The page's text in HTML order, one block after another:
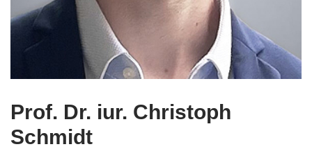
Prof. Dr. iur. Christoph
Schmidt